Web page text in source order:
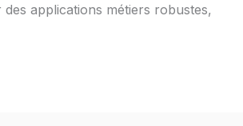
applications métiers robustes,